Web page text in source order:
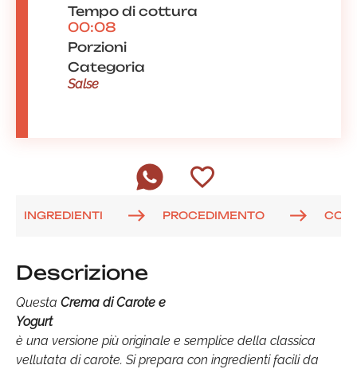
Tempo di cottura
00:08
Porzioni
Categoria
Salse
INGREDIENTI PROCEDIMENTO
Descrizione
Questa Crema di Carote e
Yogurt
è una versione più originale e semplice della classica
vellutata di carote. Si prepara con ingredienti facili da